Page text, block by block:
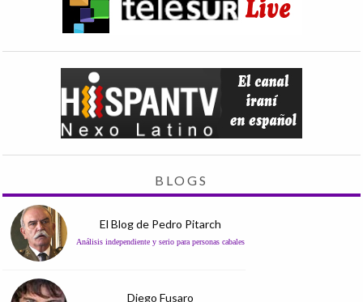
BLOGS
El Blog de Pedro Pitarch
Análisis independiente y serio para personas cabales
Diego Fusaro